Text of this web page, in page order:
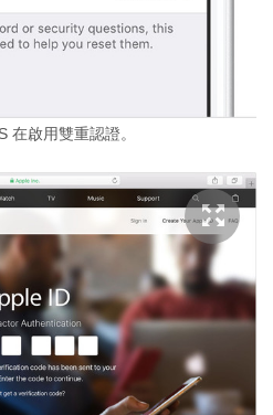
在啟用雙重認證。